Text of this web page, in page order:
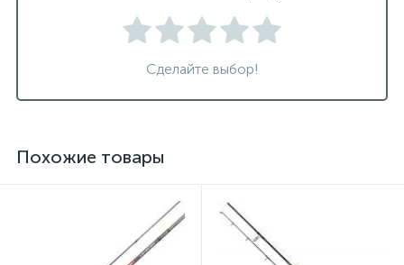
Сделайте выбор!
Похожие товары